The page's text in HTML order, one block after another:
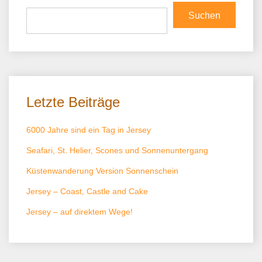
Suchen
Letzte Beiträge
6000 Jahre sind ein Tag in Jersey
Seafari, St. Helier, Scones und Sonnenuntergang
Küstenwanderung Version Sonnenschein
Jersey – Coast, Castle and Cake
Jersey – auf direktem Wege!